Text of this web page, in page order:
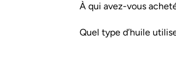
À qui avez-vous
Quel type d’huile